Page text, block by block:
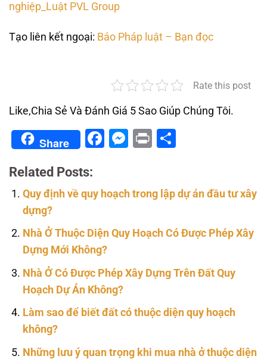
nghiệp_Luật PVL Group
Tạo liên kết ngoại: Báo Pháp luật – Bạn đọc
Rate this post
Like,Chia Sẻ Và Đánh Giá 5 Sao Giúp Chúng Tôi.
Share Facebook
Messenger
Print
Related Posts:
Quy định về quy hoạch trong lập dự án đầu tư xây
dựng?
Nhà Ở Thuộc Diện Quy Hoạch Có Được Phép Xây
Dựng Mới Không?
Nhà Ở Có Được Phép Xây Dựng Trên Đất Quy
Hoạch Dự Án Không?
Làm sao để biết đất có thuộc diện quy hoạch
không?
Những lưu ý quan trọng khi mua nhà ở thuộc diện